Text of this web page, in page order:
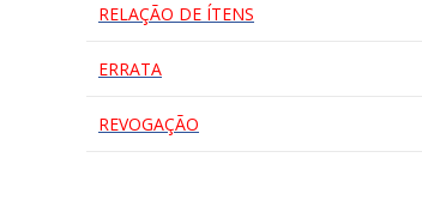
RELAÇÃO DE ÍTENS
ERRATA
REVOGAÇÃO